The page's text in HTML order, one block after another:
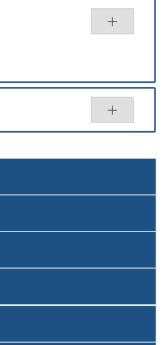
Jerzakowski